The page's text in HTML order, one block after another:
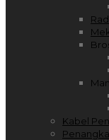
Kabel